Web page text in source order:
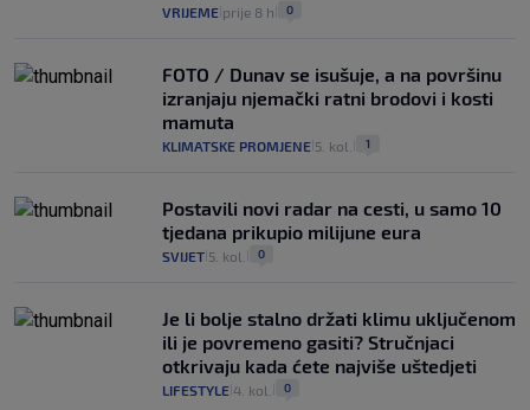
VRIJEME prije 8 h 0
FOTO / Dunav se isušuje, a na površinu
izranjaju njemački ratni brodovi i kosti
mamuta
KLIMATSKE PROMJENE 5. kol. 1
Postavili novi radar na cesti, u samo 10
tjedana prikupio milijune eura
SVIJET 5. kol. 0
Je li bolje stalno držati klimu uključenom
ili je povremeno gasiti? Stručnjaci
otkrivaju kada ćete najviše uštedjeti
LIFESTYLE 4. kol. 0